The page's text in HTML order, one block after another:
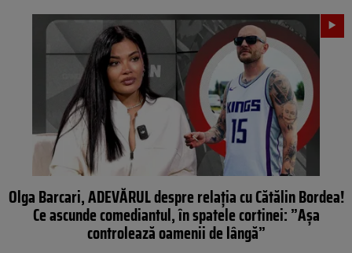
Olga Barcari, ADEVĂRUL despre relația cu Cătălin Bordea!
Ce ascunde comediantul, în spatele cortinei: ”Așa
controlează oamenii de lângă”